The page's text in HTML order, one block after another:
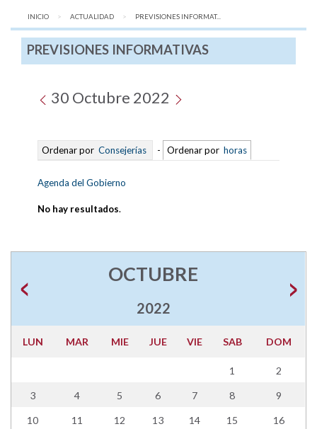
INICIO ACTUALIDAD AQUÍ:
PREVISIONES INFORMAT...
PREVISIONES INFORMATIVAS
30 Octubre 2022
Ordenar por Consejerías - Ordenar por horas
Agenda del Gobierno
No hay resultados.
OCTUBRE
2022
LUN MAR MIE JUE VIE SAB DOM
1 2
3 4 5 6 7 8 9
10 11 12 13 14 15 16